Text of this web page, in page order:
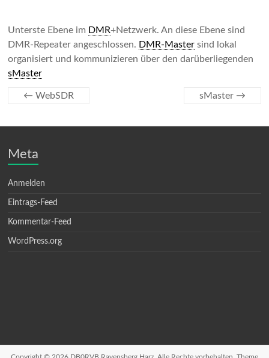
Unterste Ebene im DMR+Netzwerk. An diese Ebene sind
DMR-Repeater angeschlossen. DMR-Master sind lokal
organisiert und kommunizieren über den darüberliegenden
sMaster
← WebSDR sMaster →
Meta
Anmelden
Eintrags-Feed
Kommentar-Feed
WordPress.org